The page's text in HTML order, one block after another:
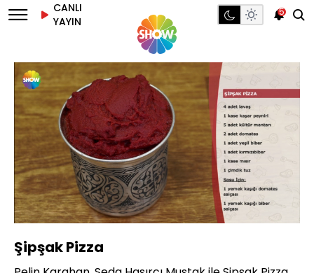
CANLI
YAYIN
5
Sesi
Aç
Yüklendi:
13.86%
Oynatma
Hızı
Şipşak Pizza